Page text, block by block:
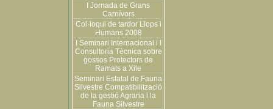
I Jornada de Grans
Carnívors
Col·loqui de tardor Llops i
Humans 2008
I Seminari Internacional i I
Consultoria Tècnica sobre
gossos Protectors de
Ramats a Xile
Seminari Estatal de Fauna
Silvestre Compatibilització
de la gestió Agraria i la
Fauna Silvestre